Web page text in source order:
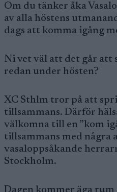
Om du tänker åka
av alla höstens
dags att komma igång
Ni vet väl att det går att
redan under hösten?
XC Sthlm tror på att
tillsammans. Därför
välkomna till en ”kom
tillsammans med några
vasaloppsåkande
Stockholm.
Dagen kommer äga